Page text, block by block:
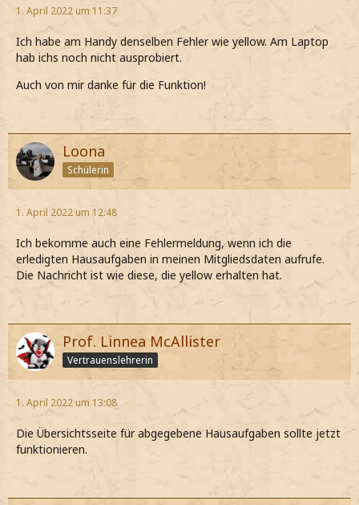
1. April 2022 um 11:37
Ich habe am Handy denselben Fehler wie yellow. Am Laptop
hab ichs noch nicht ausprobiert.
Auch von mir danke für die Funktion!
Loona
Schülerin
1. April 2022 um 12:48
Ich bekomme auch eine Fehlermeldung, wenn ich die
erledigten Hausaufgaben in meinen Mitgliedsdaten aufrufe.
Die Nachricht ist wie diese, die yellow erhalten hat.
Prof. Linnea McAllister
Vertrauenslehrerin
1. April 2022 um 13:08
Die Übersichtsseite für abgegebene Hausaufgaben sollte jetzt
funktionieren.